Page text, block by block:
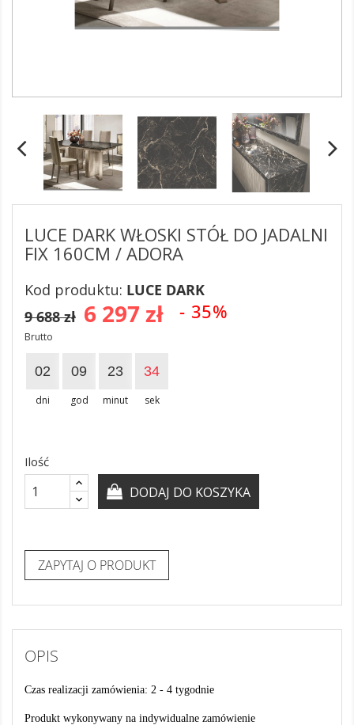
OPIS
Czas realizacji zamówienia: 2 - 4 tygodnie
Produkt wykonywany na indywidualne zamówienie
LUCE DARK WŁOSKI STÓŁ DO JADALNI
FIX 160CM / ADORA
Kod produktu: LUCE DARK
6 297 zł - 35%
9 688 zł
Brutto
02
dni
09
god
23
minut
33
sek
Ilość
DODAJ DO KOSZYKA
ZAPYTAJ O PRODUKT